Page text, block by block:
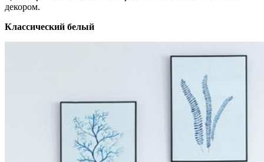
декором.
Классический белый